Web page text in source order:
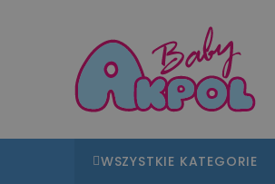
WSZYSTKIE KATEGORIE